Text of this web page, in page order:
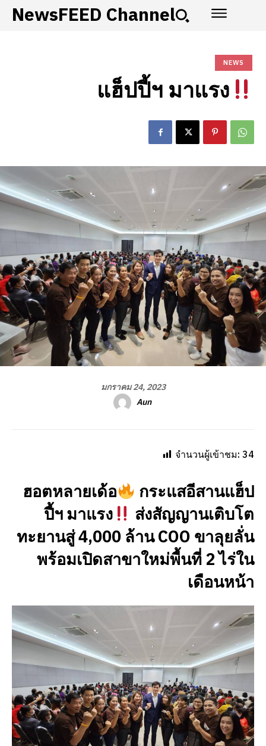
NewsFEED Channel
NEWS
แฮ็ปปี้ฯ มาแรง
มกราคม 24, 2023
Aun
จำนวนผู้เข้าชม: 34
ฮอตหลายเด้อ
กระแสอีสานแฮ็ป
ปี้ฯ มาแรง
ส่งสัญญานเติบโต
ทะยานสู่ 4,000 ล้าน COO ขาลุยลั่น
พร้อมเปิดสาขาใหม่พื้นที่ 2 ไร่ใน
เดือนหน้า